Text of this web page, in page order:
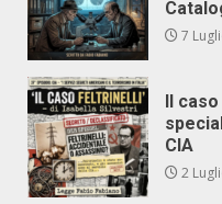
7
Il
CIA
2